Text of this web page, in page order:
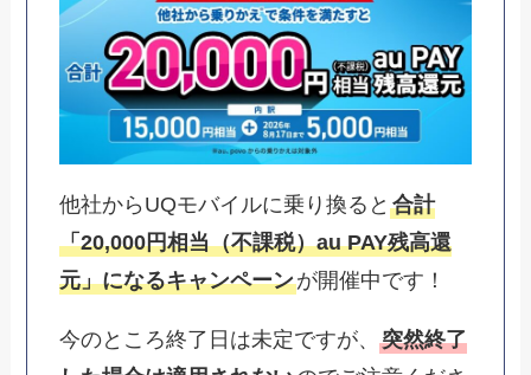
他社からUQモバイルに乗り換ると合計
「20,000円相当（不課税）au PAY残高還
元」になるキャンペーンが開催中です！
今のところ終了日は未定ですが、突然終了